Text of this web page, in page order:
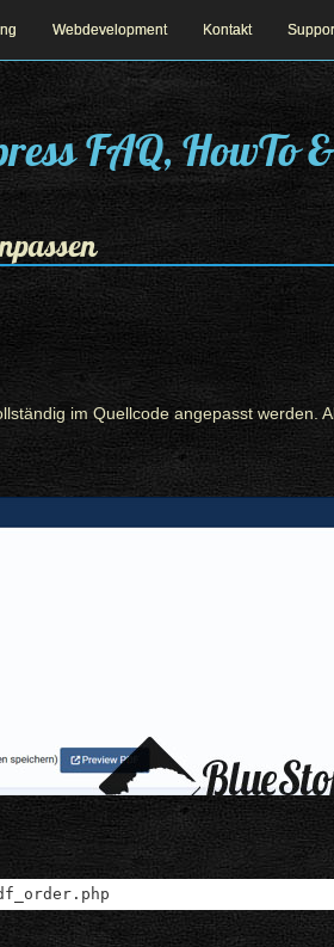
Webdevelopment Kontakt
FAQ, HowTo
im Quellcode angepasst werden.